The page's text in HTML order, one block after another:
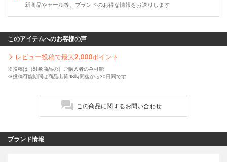
新商品やセール等、ブランドのお得な情報をお送りします
このアイテムへのお客様の声
レビュー投稿で最大2,000ポイント
※投稿は（対象商品の）ご購入者のみ可能
※投稿可能期間は商品出荷48時間後から30日間です
この商品に関するお問い合わせ
ブランド情報